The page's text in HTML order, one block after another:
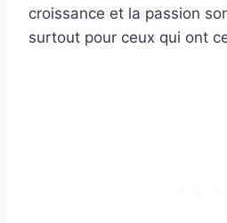
croissance et la passion
surtout pour ceux qui ont